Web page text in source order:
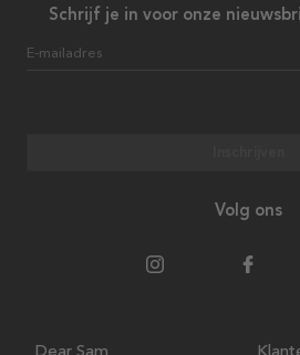
Schrijf je in voor onze
E-mailadres
Volg ons
Dear Sam